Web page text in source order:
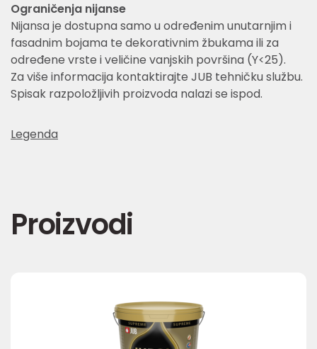
Ograničenja nijanse
Nijansa je dostupna samo u određenim unutarnjim i
fasadnim bojama te dekorativnim žbukama ili za
određene vrste i veličine vanjskih površina (Y<25).
Za više informacija kontaktirajte JUB tehničku službu.
Spisak razpoložljivih proizvoda nalazi se ispod.
Legenda
Proizvodi